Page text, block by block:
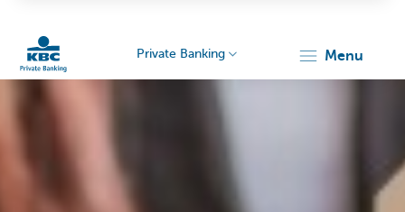
Private Banking menu